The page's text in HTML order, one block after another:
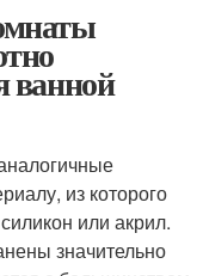
ванной
из которого
или акрил.
значительно